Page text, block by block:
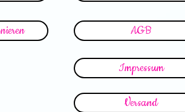
AGB
Impressum
Versand